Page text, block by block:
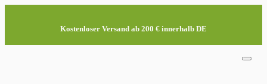
Kostenloser Versand ab 200 € innerhalb DE